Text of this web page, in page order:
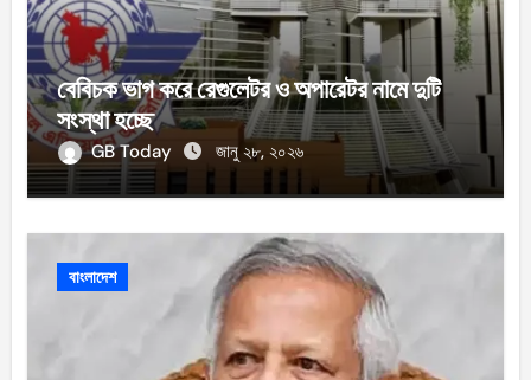
বেবিচক ভাগ করে রেগুলেটর ও অপারেটর নামে দুটি
সংস্থা হচ্ছে
GB Today জানু ২৮, ২০২৬
বাংলাদেশ